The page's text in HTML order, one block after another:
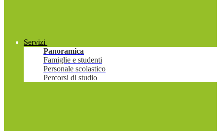
Servizi
Panoramica
Famiglie e studenti
Personale scolastico
Percorsi di studio